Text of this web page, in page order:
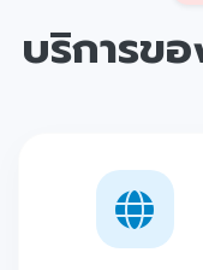
บริการข